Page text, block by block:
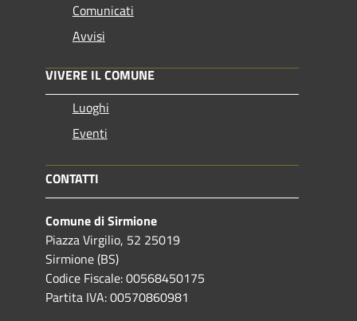
Comunicati
Avvisi
VIVERE IL COMUNE
Luoghi
Eventi
CONTATTI
Comune di Sirmione
Piazza Virgilio, 52 25019
Sirmione (BS)
Codice Fiscale: 00568450175
Partita IVA: 00570860981